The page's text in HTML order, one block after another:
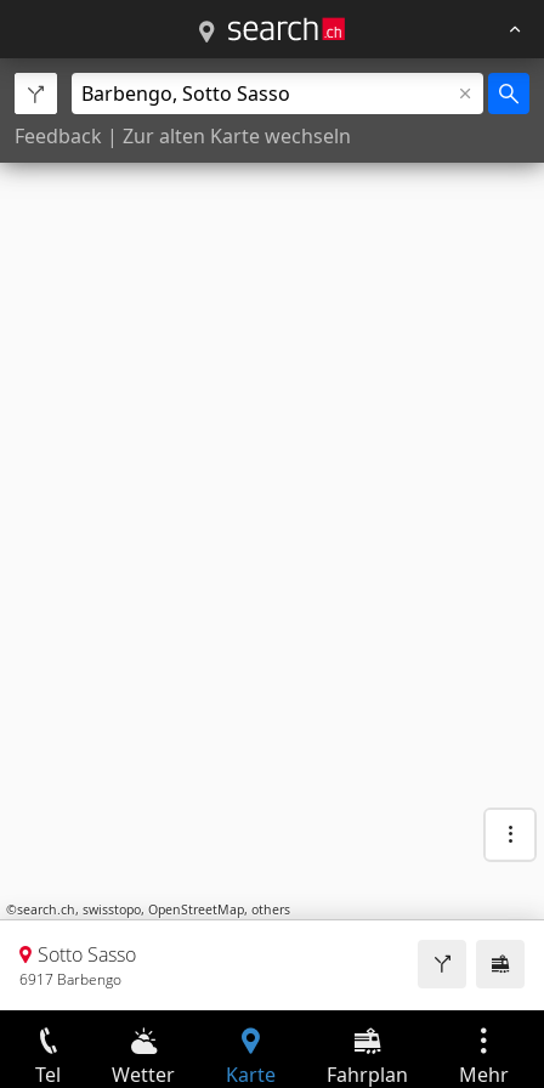
Feedback | Zur alten Karte wechseln
©search.ch, swisstopo, OpenStreetMap, others
Sotto Sasso
6917 Barbengo
Tel Wetter Karte Fahrplan Mehr